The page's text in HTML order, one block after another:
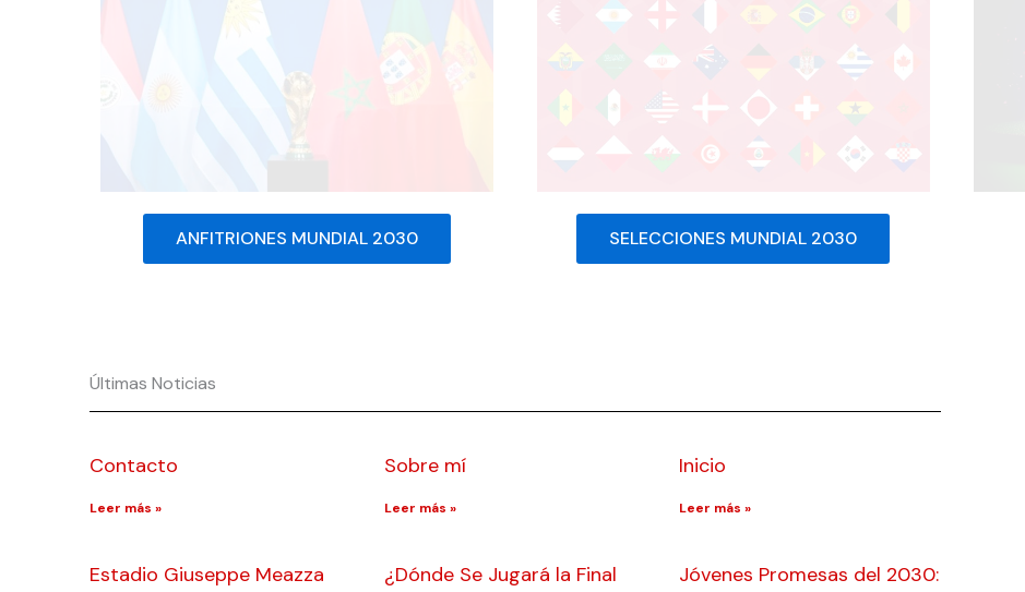
ANFITRIONES MUNDIAL 2030 SELECCIONES MUNDIAL 2030
Últimas Noticias
Contacto
Leer más »
Sobre mí
Leer más »
Inicio
Leer más »
Estadio Giuseppe Meazza ¿Dónde Se Jugará la Final Jóvenes Promesas del 2030: